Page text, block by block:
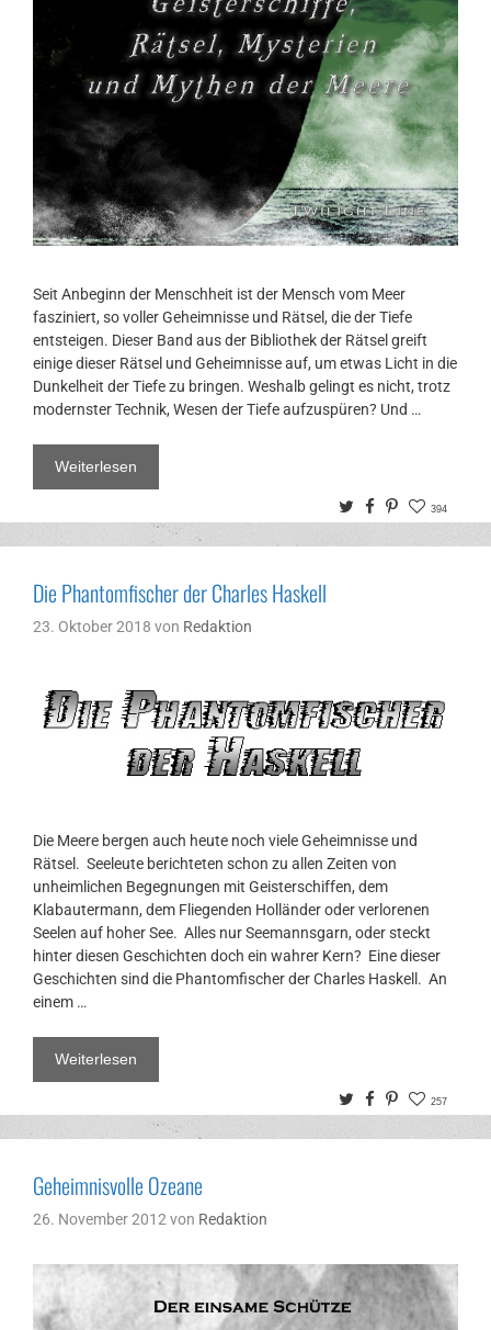
Seit Anbeginn der Menschheit ist der Mensch vom Meer
fasziniert, so voller Geheimnisse und Rätsel, die der Tiefe
entsteigen. Dieser Band aus der Bibliothek der Rätsel greift
einige dieser Rätsel und Geheimnisse auf, um etwas Licht in die
Dunkelheit der Tiefe zu bringen. Weshalb gelingt es nicht, trotz
modernster Technik, Wesen der Tiefe aufzuspüren? Und …
Weiterlesen
TwitterFacebook
Pinterest
394
Die Phantomfischer der Charles Haskell
23. Oktober 2018 von Redaktion
Die Meere bergen auch heute noch viele Geheimnisse und
Rätsel. Seeleute berichteten schon zu allen Zeiten von
unheimlichen Begegnungen mit Geisterschiffen, dem
Klabautermann, dem Fliegenden Holländer oder verlorenen
Seelen auf hoher See. Alles nur Seemannsgarn, oder steckt
hinter diesen Geschichten doch ein wahrer Kern? Eine dieser
Geschichten sind die Phantomfischer der Charles Haskell. An
einem …
Weiterlesen
TwitterFacebook
Pinterest
257
Geheimnisvolle Ozeane
26. November 2012 von Redaktion